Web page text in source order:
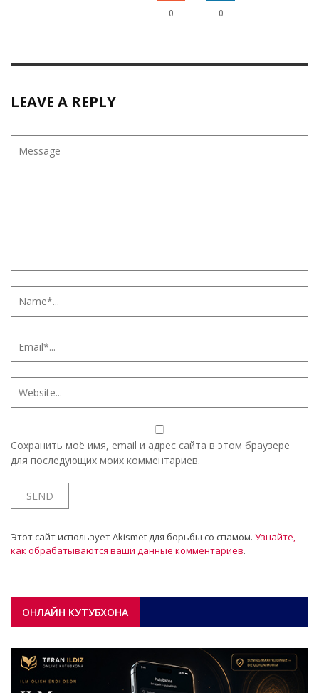
0 0
LEAVE A REPLY
Сохранить моё имя, email и адрес сайта в этом браузере
для последующих моих комментариев.
Этот сайт использует Akismet для борьбы со спамом. Узнайте,
как обрабатываются ваши данные комментариев.
ОНЛАЙН КУТУБХОНА